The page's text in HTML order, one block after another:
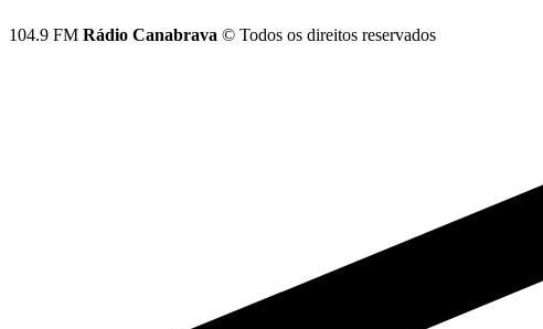
104.9 FM Rádio Canabrava © Todos os direitos reservados